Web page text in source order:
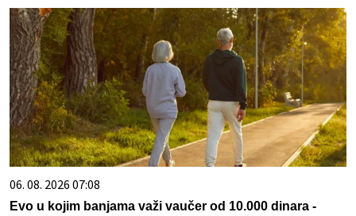
06. 08. 2026 07:08
Evo u kojim banjama važi vaučer od 10.000 dinara -